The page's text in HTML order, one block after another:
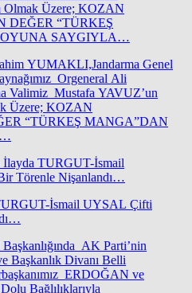
YUMAKLI,Jandarma Genel
Orgeneral Ali
Valimiz Mustafa YAVUZ’un
Üzere; KOZAN
“TÜRKEŞ MANGA”DAN
İsmail UYSAL Çifti